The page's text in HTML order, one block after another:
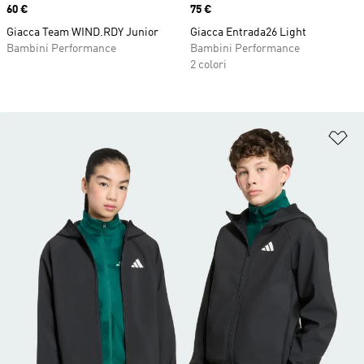
Price
60 €
Giacca Team WIND.RDY Junior
Bambini Performance
Price
75 €
Giacca Entrada26 Light
Bambini Performance
2 colori